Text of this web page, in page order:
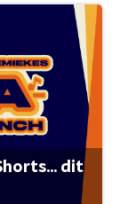
dit